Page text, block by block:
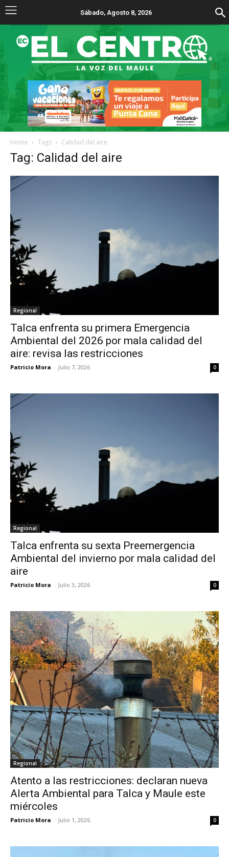
Sábado, Agosto 8, 2026
Home Tags Calidad del aire
Tag: Calidad del aire
Regional
Talca enfrenta su primera Emergencia
Ambiental del 2026 por mala calidad del
aire: revisa las restricciones
Patricio Mora - Julio 7, 2026 0
Regional
Talca enfrenta su sexta Preemergencia
Ambiental del invierno por mala calidad del
aire
Patricio Mora - Julio 3, 2026 0
Regional
Atento a las restricciones: declaran nueva
Alerta Ambiental para Talca y Maule este
miércoles
Patricio Mora - Julio 1, 2026 0